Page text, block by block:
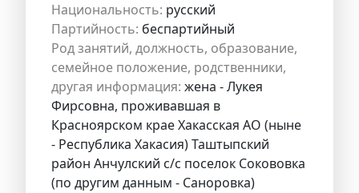
Национальность: русский
Партийность: беспартийный
Род занятий, должность, образование,
семейное положение, родственники,
другая информация: жена - Лукея
Фирсовна, проживавшая в
Красноярском крае Хакасская АО (ныне
- Республика Хакасия) Таштыпский
район Анчулский с/с поселок Сокововка
(по другим данным - Саноровка)